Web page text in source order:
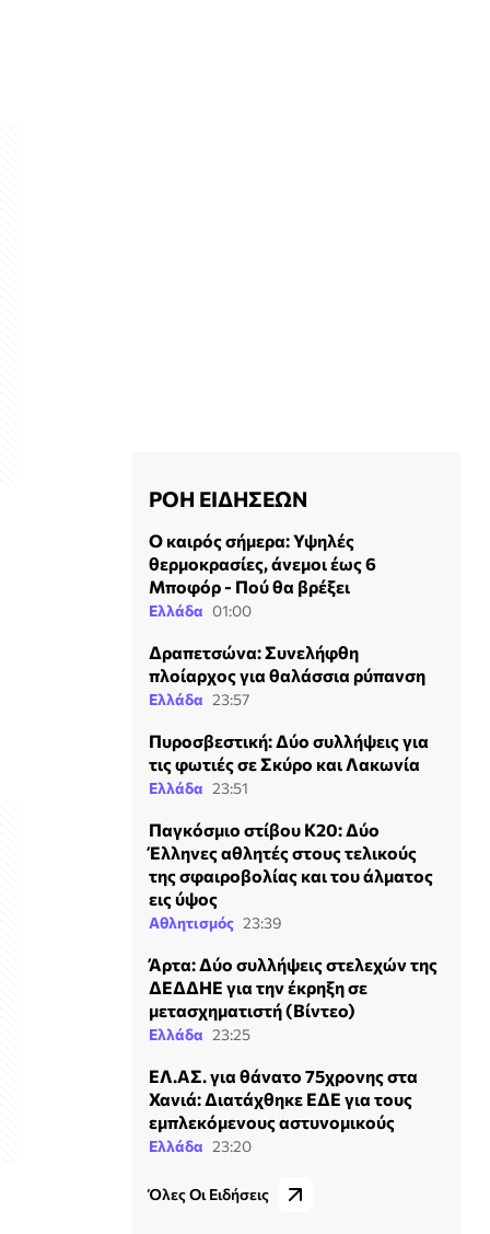
ΡΟΗ ΕΙΔΗΣΕΩΝ
Ο καιρός σήμερα: Υψηλές
θερμοκρασίες, άνεμοι έως 6
Μποφόρ - Πού θα βρέξει
Ελλάδα 01:00
Δραπετσώνα: Συνελήφθη
πλοίαρχος για θαλάσσια ρύπανση
Ελλάδα 23:57
Πυροσβεστική: Δύο συλλήψεις για
τις φωτιές σε Σκύρο και Λακωνία
Ελλάδα 23:51
Παγκόσμιο στίβου Κ20: Δύο
Έλληνες αθλητές στους τελικούς
της σφαιροβολίας και του άλματος
εις ύψος
Αθλητισμός 23:39
Άρτα: Δύο συλλήψεις στελεχών της
ΔΕΔΔΗΕ για την έκρηξη σε
μετασχηματιστή (Βίντεο)
Ελλάδα 23:25
ΕΛ.ΑΣ. για θάνατο 75χρονης στα
Χανιά: Διατάχθηκε ΕΔΕ για τους
εμπλεκόμενους αστυνομικούς
Ελλάδα 23:20
Όλες Οι Ειδήσεις